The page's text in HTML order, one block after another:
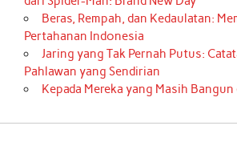
Beras, Rempah, dan Kedaulatan:
Pertahanan Indonesia
Jaring yang Tak Pernah Putus:
Pahlawan yang Sendirian
Kepada Mereka yang Masih